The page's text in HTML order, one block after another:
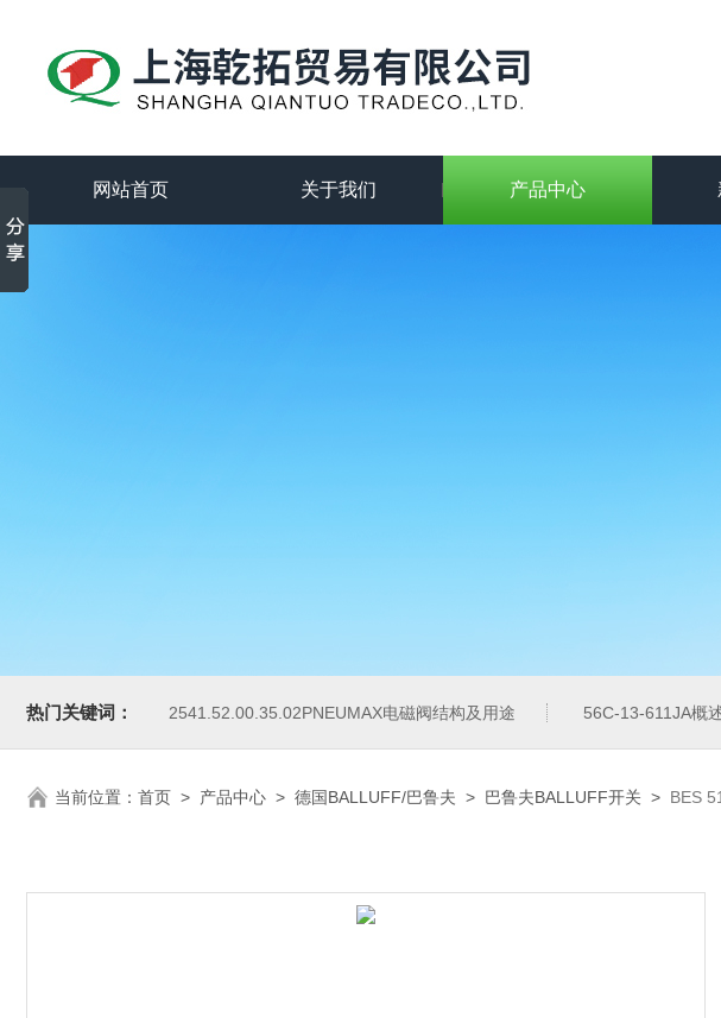
网站首页 关于我们 产品中心
热门关键词： 2541.52.00.35.02PNEUMAX电磁阀结构及用途 56C-13-611JA概
当前位置： 首页 > 产品中心 > 德国BALLUFF/巴鲁夫 > 巴鲁夫BALLUFF开关 > BES